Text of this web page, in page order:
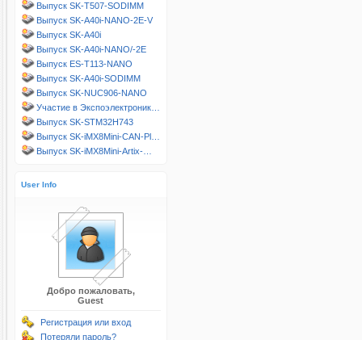
Выпуск SK-T507-SODIMM
Выпуск SK-A40i-NANO-2E-V
Выпуск SK-A40i
Выпуск SK-A40i-NANO/-2E
Выпуск ES-T113-NANO
Выпуск SK-A40i-SODIMM
Выпуск SK-NUC906-NANO
Участие в Экспоэлектроник…
Выпуск SK-STM32H743
Выпуск SK-iMX8Mini-CAN-Pl…
Выпуск SK-iMX8Mini-Artix-…
User Info
Добро пожаловать,
Guest
Регистрация или вход
Потеряли пароль?